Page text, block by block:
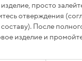
просто
отверждения
После
изделие и